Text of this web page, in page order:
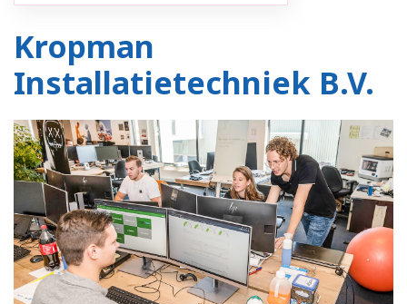
Kropman
Installatietechniek B.V.